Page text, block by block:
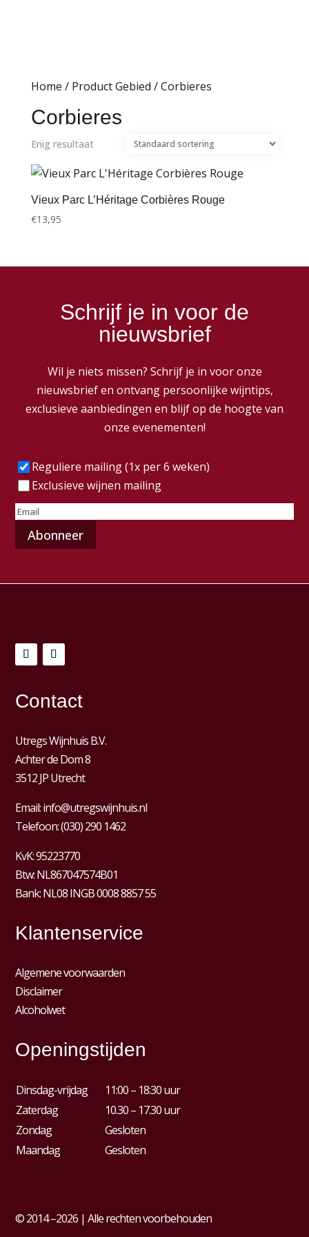
Home / Product Gebied / Corbieres
Corbieres
Enig resultaat
Vieux Parc L’Héritage Corbières Rouge
€13,95
Schrijf je in voor de
nieuwsbrief
Wil je niets missen? Schrijf je in voor onze
nieuwsbrief en ontvang persoonlijke wijntips,
exclusieve aanbiedingen en blijf op de hoogte van
onze evenementen!
Frequentie(Vereist)
Reguliere mailing (1x per 6 weken)
Exclusieve wijnen mailing
E-
mailadres
Contact
Utregs Wijnhuis B.V.
Achter de Dom 8
3512 JP Utrecht
Email:info@utregswijnhuis.nl
Telefoon:(030) 290 1462
KvK:95223770
Btw:NL867047574B01
Bank: NL08 INGB 0008 8857 55
Klantenservice
Algemene voorwaarden
Disclaimer
Alcoholwet
Openingstijden
Dinsdag-vrijdag
11:00 – 18:30 uur
Zaterdag
10.30 – 17.30 uur
Zondag
Gesloten
Maandag
Gesloten
© 2014 –2026 | Alle rechten voorbehouden